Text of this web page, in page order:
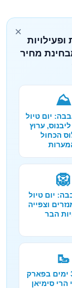
×
מחיר
⛰️
יום טיול
ערוץ
הכחול
🦁
יום טיול
וצפייה
הבר
🥾
טרק בן 3 ימים בפארק
הרי סימיאן